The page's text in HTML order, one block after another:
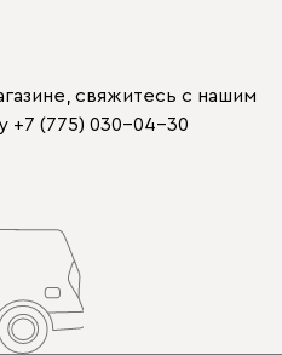
свяжитесь с нашим
+7 (775) 030-04-30